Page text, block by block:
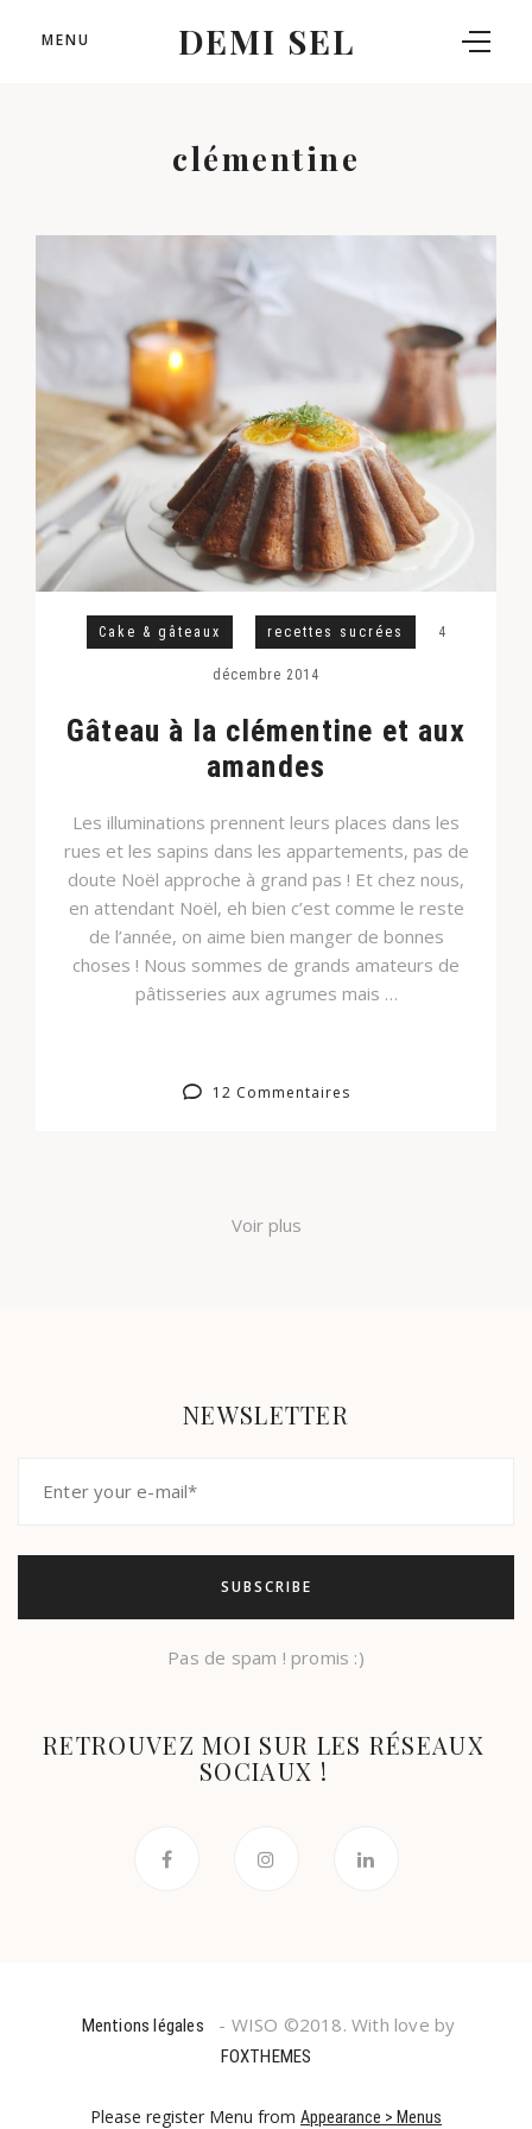
DEMI SEL
MENU
clémentine
Cake & gâteaux recettes sucrées 4
décembre 2014
Gâteau à la clémentine et aux
amandes
Les illuminations prennent leurs places dans les
rues et les sapins dans les appartements, pas de
doute Noël approche à grand pas ! Et chez nous,
en attendant Noël, eh bien c’est comme le reste
de l’année, on aime bien manger de bonnes
choses ! Nous sommes de grands amateurs de
pâtisseries aux agrumes mais …
12 Commentaires
Voir plus
NEWSLETTER
Pas de spam ! promis :)
RETROUVEZ MOI SUR LES RÉSEAUX
SOCIAUX !
Mentions légales - WISO ©2018. With love by
FOXTHEMES
Please register Menu from Appearance > Menus